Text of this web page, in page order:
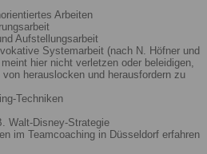
Arbeiten
Aufstellungsarbeit
Systemarbeit (nach N. Höfner und
hier nicht verletzen oder beleidigen,
herauslocken und herausfordern zu
Techniken
Walt-Disney-Strategie
im Teamcoaching in Düsseldorf erfahren